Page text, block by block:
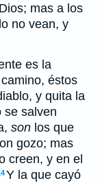
mas a los
no vean, y
es la
éstos
y quita la
se salven
son los que
gozo; mas
creen, y en el
Y la que cayó